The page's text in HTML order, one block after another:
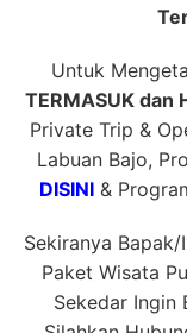
Untuk
TERMASUK dan
Private Trip &
Labuan Bajo,
DISINI&
Sekiranya
Paket Wisata
Sekedar Ingin